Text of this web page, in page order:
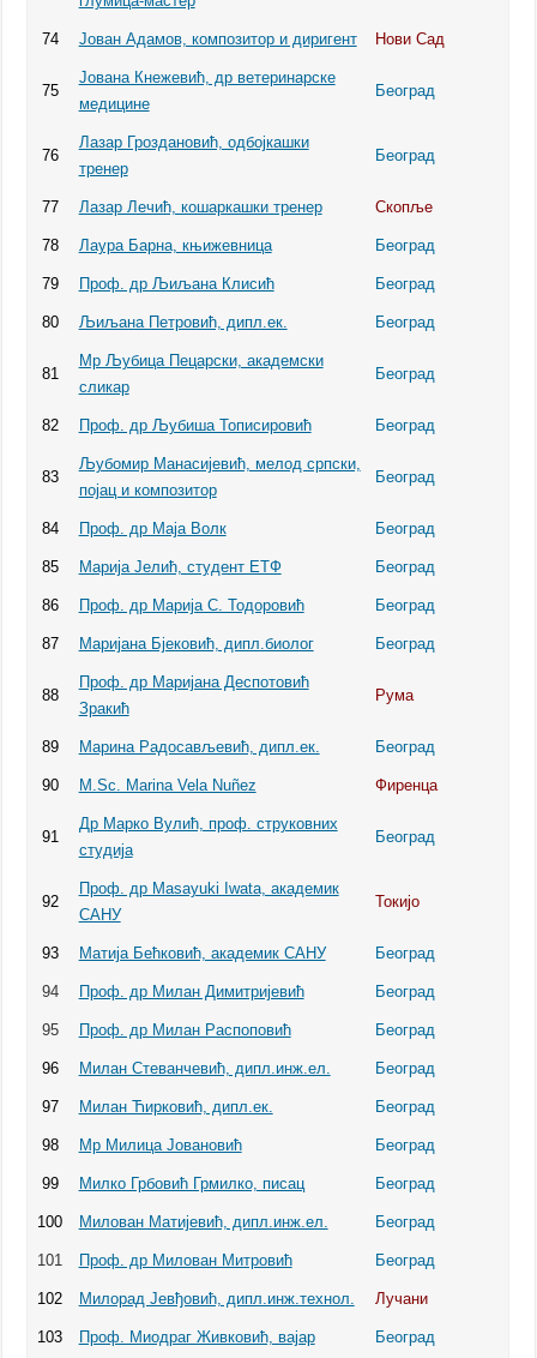
74 Јован Адамов, композитор и диригент Нови Сад
75
Јована Кнежевић, др ветеринарске
медицине
Београд
76
Лазар Гроздановић, одбојкашки
тренер
Београд
77 Лазар Лечић, кошаркашки тренер Скопље
78 Лаура Барна, књижевница Београд
79 Проф. др Љиљана Клисић Београд
80 Љиљана Петровић, дипл.ек. Београд
81
Мр Љубица Пецарски, академски
сликар
Београд
82 Проф. др Љубиша Тописировић Београд
83
Љубомир Манасијевић, мелод српски,
појац и композитор
Београд
84 Проф. др Маја Волк Београд
85 Марија Јелић, студент ЕТФ Београд
86 Проф. др Марија С. Тодоровић Београд
87 Маријана Бјековић, дипл.биолог Београд
88
Проф. др Маријана Деспотовић
Зракић
Рума
89 Марина Радосављевић, дипл.ек. Београд
90 M.Sc. Marina Vela Nuñez Фиренца
91
Др Марко Вулић, проф. струковних
студија
Београд
92
Проф. др Masayuki Iwata, академик
САНУ
Токијо
93 Матија Бећковић, академик САНУ Београд
94 Проф. др Милан Димитријевић Београд
95 Проф. др Милан Распоповић Београд
96 Милан Стеванчевић, дипл.инж.ел. Београд
97 Милан Ћирковић, дипл.ек. Београд
98 Мр Милица Јовановић Београд
99 Милко Грбовић Грмилко, писац Београд
100 Милован Матијевић, дипл.инж.ел. Београд
101 Проф. др Милован Митровић Београд
102 Милорад Јевђовић, дипл.инж.технол. Лучани
103 Проф. Миодраг Живковић, вајар Београд